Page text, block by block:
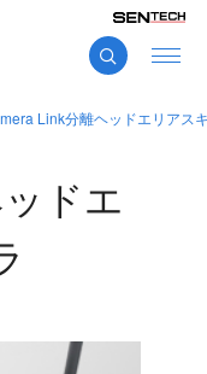
Link分離ヘッドエリアス
ドエ